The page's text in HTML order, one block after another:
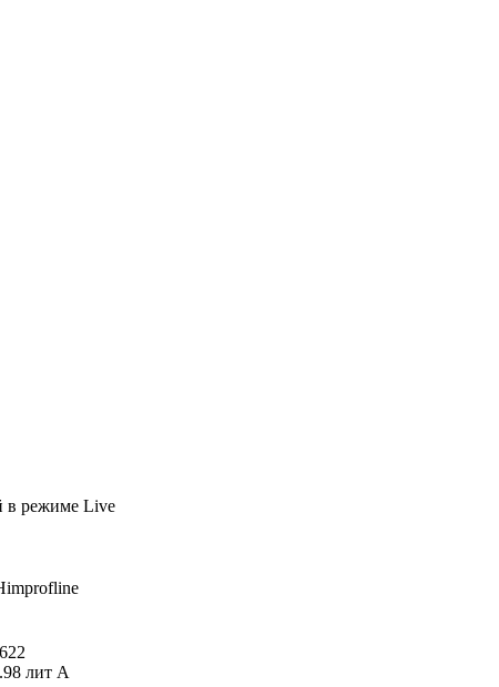
в режиме Live
лит А